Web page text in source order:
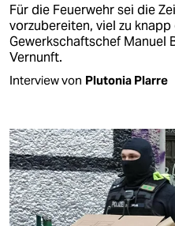
Für die Feuerwehr sei die
vorzubereiten, viel zu
Gewerkschaftschef Manuel
Vernunft.
Interview von Plutonia Plarre